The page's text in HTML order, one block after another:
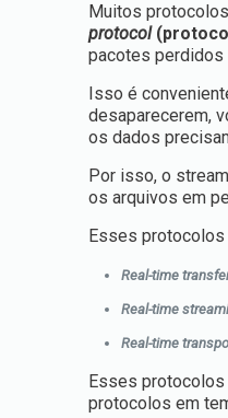
Muitos
protocol
pacotes perdidos
Isso é
desaparecerem,
os dados
Por isso, o
os arquivos em
Esses protocolos
Real-time
Real-time
Real-time
Esses protocolos
protocolos em